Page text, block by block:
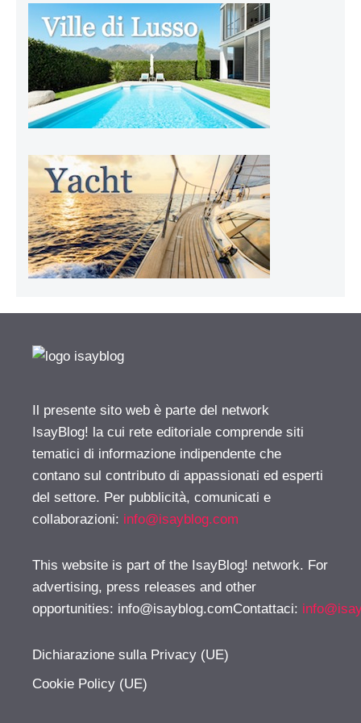
Il presente sito web è parte del network
IsayBlog! la cui rete editoriale comprende siti
tematici di informazione indipendente che
contano sul contributo di appassionati ed esperti
del settore. Per pubblicità, comunicati e
collaborazioni: info@isayblog.com
This website is part of the IsayBlog! network. For
advertising, press releases and other
opportunities: info@isayblog.comContattaci:
Dichiarazione sulla Privacy (UE)
Cookie Policy (UE)